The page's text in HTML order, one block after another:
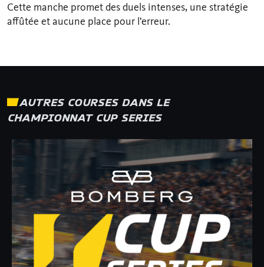
Cette manche promet des duels intenses, une stratégie
affûtée et aucune place pour l’erreur.
AUTRES COURSES DANS LE
CHAMPIONNAT CUP SERIES